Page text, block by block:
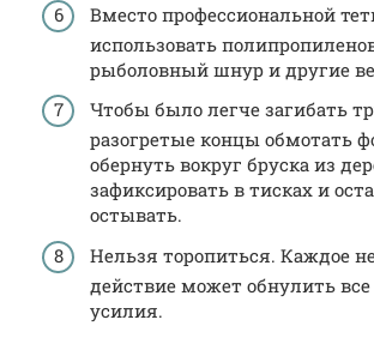
Вместо профессиональной
использовать
рыболовный шнур и другие
Чтобы было легче загибать
разогретые концы обмотать
обернуть вокруг бруска из
зафиксировать в тисках и
остывать.
Нельзя торопиться. Каждое
действие может обнулить
усилия.